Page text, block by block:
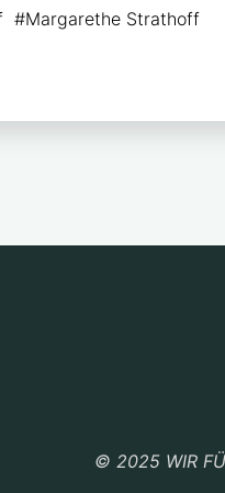
le
#Margarethe Strathoff
© 2025 WIR